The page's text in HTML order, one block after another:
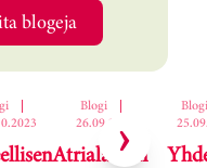
blogeja
|
Blogi
|
26.09.2023
Atrialainen
Blogi